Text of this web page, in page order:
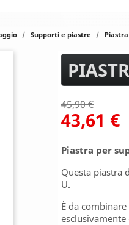
Supporti e piastre
45,90 €
43,61 €
Piastra per
Questa piastra
U.
È da